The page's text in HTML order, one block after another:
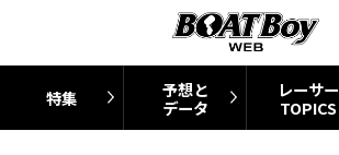
特集
予想と
データ
レーサー
TOPICS